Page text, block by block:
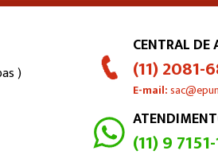
CENTRAL
(11) 2081-
E-mail:
(11) 9
)